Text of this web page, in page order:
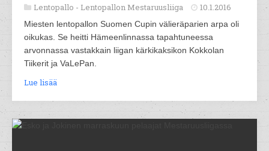
Lentopallo - Lentopallon Mestaruusliiga 10.1.2016
Miesten lentopallon Suomen Cupin välieräparien arpa oli
oikukas. Se heitti Hämeenlinnassa tapahtuneessa
arvonnassa vastakkain liigan kärkikaksikon Kokkolan
Tiikerit ja VaLePan.
Lue lisää